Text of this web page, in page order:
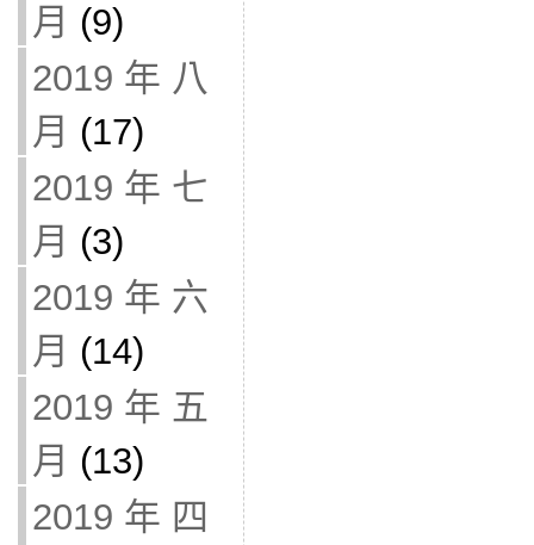
月 (9)
2019 年 八
月 (17)
2019 年 七
月 (3)
2019 年 六
月 (14)
2019 年 五
月 (13)
2019 年 四